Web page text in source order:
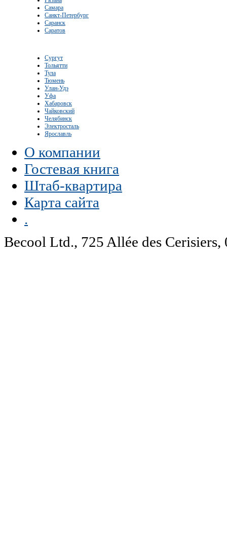
Самара
Санкт-Петербург
Саранск
Саратов
Сургут
Тольятти
Тула
Тюмень
Улан-Удэ
Уфа
Хабаровск
Чайковский
Челябинск
Электросталь
Ярославль
О компании
Гостевая книга
Штаб-квартира
Карта сайта
.
Becool Ltd., 725 Allée des